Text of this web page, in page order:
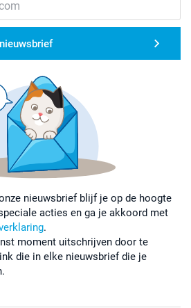
nieuwsbrief blijf je op de hoogte
acties en ga je akkoord met
.
moment uitschrijven door te
die in elke nieuwsbrief die je